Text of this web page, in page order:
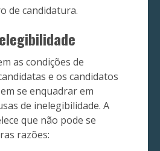
de candidatura.
as condições de
e os candidatos
se enquadrar em
de inelegibilidade. A
que não pode se
razões: